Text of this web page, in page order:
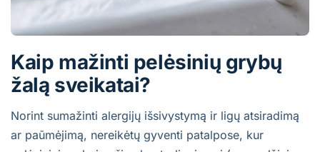
Kaip mažinti pelėsinių grybų
žalą sveikatai?
Norint sumažinti alergijų išsivystymą ir ligų atsiradimą
ar paūmėjimą, nereikėtų gyventi patalpose, kur